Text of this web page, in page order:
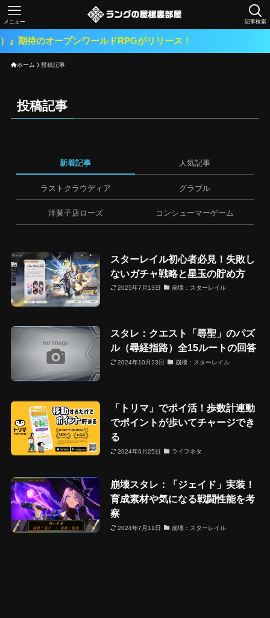
記事検索
メニュー
オープンワールドRPGがリリース！
ホーム 投稿記事
投稿記事
新着記事 人気記事
ラストクラウディア グラブル
洋菓子店ローズ コンシューマーゲーム
スターレイル初心者必見！失敗し
ないガチャ戦略と星玉の貯め方
2025年7月13日 崩壊：スターレイル
スタレ：クエスト「尋聖」のパズ
ル（尋経指路）全15ルートの回答
2024年10月23日 崩壊：スターレイル
「トリマ」でポイ活！歩数計連動
でポイントが歩いてチャージでき
る
2024年6月25日 ライフネタ
崩壊スタレ：「ジェイド」実装！
育成素材や気になる戦闘性能を考
察
2024年7月11日 崩壊：スターレイル